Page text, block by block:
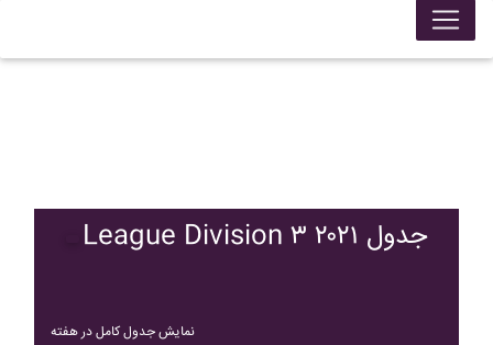
League Division ۳ ۲۰۲۱ جدول
نمایش جدول کامل در هفته